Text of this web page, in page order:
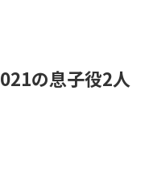
の息子役2人